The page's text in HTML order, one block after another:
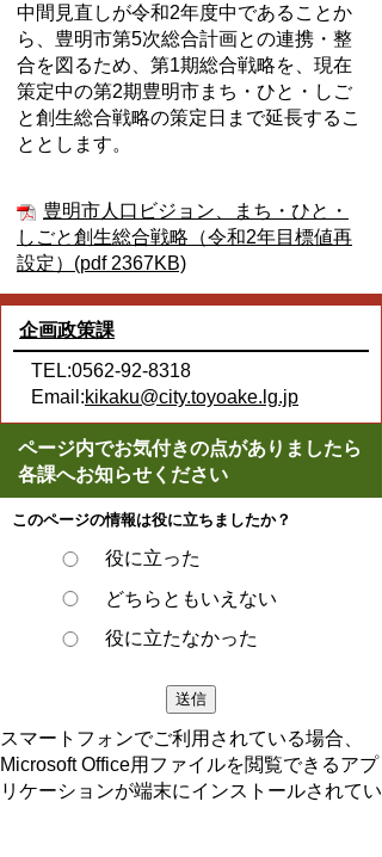
中間見直しが令和2年度中であることか
ら、豊明市第5次総合計画との連携・整
合を図るため、第1期総合戦略を、現在
策定中の第2期豊明市まち・ひと・しご
と創生総合戦略の策定日まで延長するこ
ととします。
豊明市人口ビジョン、まち・ひと・
しごと創生総合戦略（令和2年目標値再
設定）(pdf 2367KB)
企画政策課
TEL:0562-92-8318
Email:kikaku@city.toyoake.lg.jp
ページ内でお気付きの点がありましたら
各課へお知らせください
このページの情報は役に立ちましたか？
役に立った
どちらともいえない
役に立たなかった
スマートフォンでご利用されている場合、
Microsoft Office用ファイルを閲覧できるアプ
リケーションが端末にインストールされてい